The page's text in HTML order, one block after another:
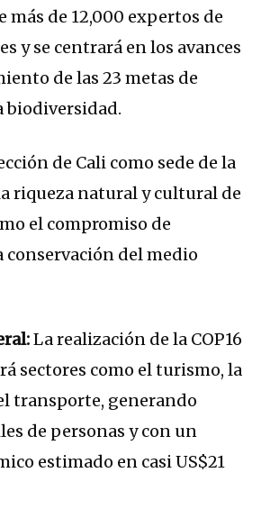
de 12,000 expertos de
y se centrará en los avances
de las 23 metas de
biodiversidad.
de Cali como sede de la
riqueza natural y cultural de
el compromiso de
conservación del medio
La realización de la COP16
sectores como el turismo, la
transporte, generando
de personas y con un
estimado en casi US$21